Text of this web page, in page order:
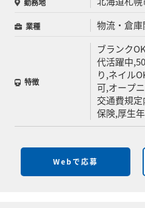
勤務地
業種 物流・倉庫
特徴
ブランク
代活躍中
り,ネイル
可,オープ
交通費規
保険,厚生
Webで応募